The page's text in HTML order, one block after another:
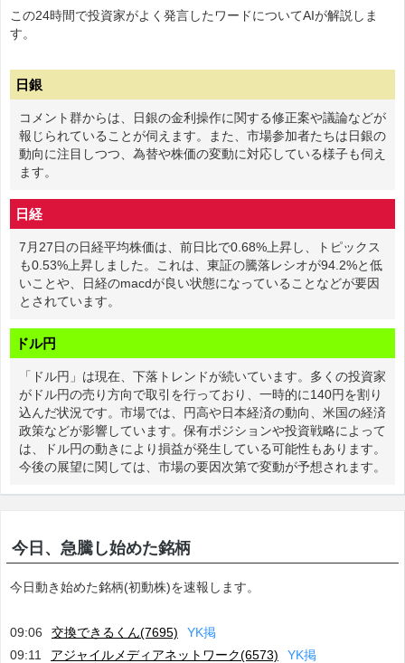
この24時間で投資家がよく発言したワードについてAIが解説しま
す。
日銀
コメント群からは、日銀の金利操作に関する修正案や議論などが
報じられていることが伺えます。また、市場参加者たちは日銀の
動向に注目しつつ、為替や株価の変動に対応している様子も伺え
ます。
日経
7月27日の日経平均株価は、前日比で0.68%上昇し、トピックス
も0.53%上昇しました。これは、東証の騰落レシオが94.2%と低
いことや、日経のmacdが良い状態になっていることなどが要因
とされています。
ドル円
「ドル円」は現在、下落トレンドが続いています。多くの投資家
がドル円の売り方向で取引を行っており、一時的に140円を割り
込んだ状況です。市場では、円高や日本経済の動向、米国の経済
政策などが影響しています。保有ポジションや投資戦略によって
は、ドル円の動きにより損益が発生している可能性もあります。
今後の展望に関しては、市場の要因次第で変動が予想されます。
今日、急騰し始めた銘柄
今日動き始めた銘柄(初動株)を速報します。
09:06 交換できるくん(7695) YK掲
09:11
アジャイルメディアネットワーク(6573) YK掲